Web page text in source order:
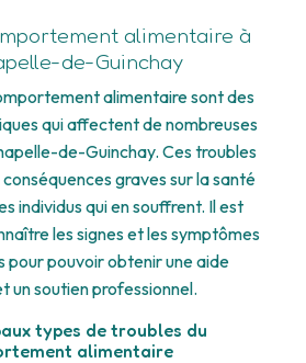
alimentaire à
de-Guinchay
alimentaire sont des
qui affectent de nombreuses
de-Guinchay. Ces troubles
graves sur la santé
individus qui en souffrent. Il est
les signes et les symptômes
pour pouvoir obtenir une aide
un soutien professionnel.
types de troubles du
alimentaire